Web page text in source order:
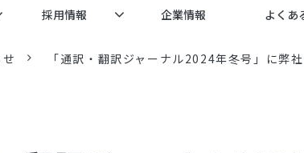
採用情報 企業情報 よくあ
「通訳・翻訳ジャーナル2024年冬号」に弊